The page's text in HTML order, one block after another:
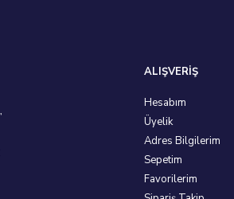
ALIŞVERİŞ
Hesabım
Üyelik
Adres Bilgilerim
Sepetim
Favorilerim